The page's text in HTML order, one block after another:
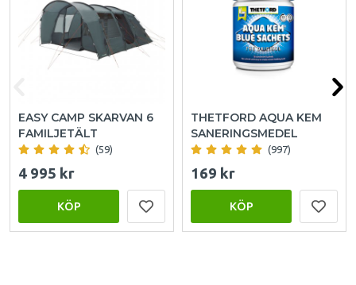
EASY CAMP SKARVAN 6
FAMILJETÄLT
(59)
4 995 kr
KÖP
THETFORD AQUA KEM
SANERINGSMEDEL
(997)
169 kr
KÖP